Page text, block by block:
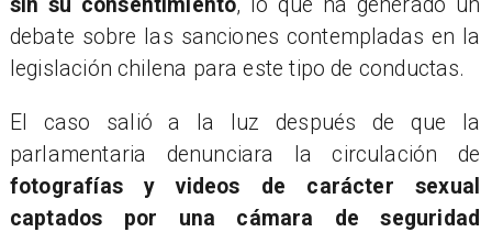
sin su consentimiento, lo que ha generado un
debate sobre las sanciones contempladas en la
legislación chilena para este tipo de conductas.
El caso salió a la luz después de que la
parlamentaria denunciara la circulación de
fotografías y videos de carácter sexual
captados por una cámara de seguridad